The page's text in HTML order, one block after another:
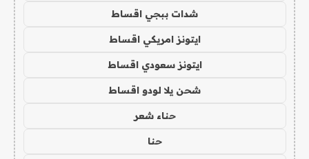
شدات ببجي اقساط
ايتونز امريكي اقساط
ايتونز سعودي اقساط
شحن يلا لودو اقساط
حناء شعر
حنا